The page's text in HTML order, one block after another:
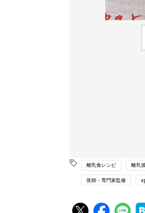
離乳食レシピ 離乳
医師・専門家監修